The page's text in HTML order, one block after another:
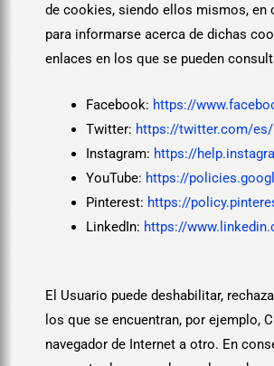
de cookies, siendo ellos mismos, en
para informarse acerca de dichas
enlaces en los que se pueden
Facebook: https://
Twitter: https://twitter.com/
Instagram: https://
YouTube: https://
Pinterest: https://
LinkedIn: https://
El Usuario puede deshabilitar,
los que se encuentran, por ejemplo,
navegador de Internet a otro. En